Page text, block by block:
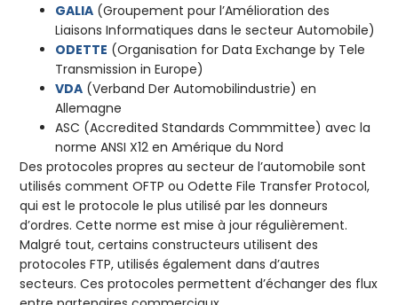
GALIA (Groupement pour l’Amélioration des
Liaisons Informatiques dans le secteur Automobile)
ODETTE (Organisation for Data Exchange by Tele
Transmission in Europe)
VDA (Verband Der Automobilindustrie) en
Allemagne
ASC (Accredited Standards Commmittee) avec la
norme ANSI X12 en Amérique du Nord
Des protocoles propres au secteur de l’automobile sont
utilisés comment OFTP ou Odette File Transfer Protocol,
qui est le protocole le plus utilisé par les donneurs
d’ordres. Cette norme est mise à jour régulièrement.
Malgré tout, certains constructeurs utilisent des
protocoles FTP, utilisés également dans d’autres
secteurs. Ces protocoles permettent d’échanger des flux